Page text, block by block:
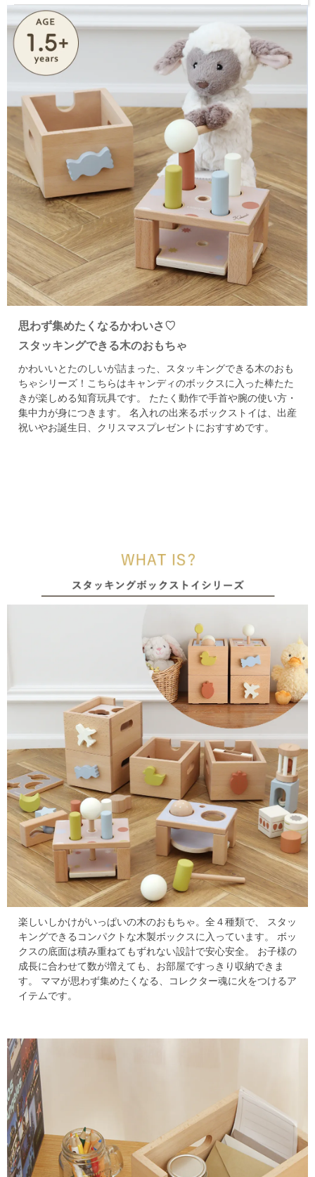
思わず集めたくなるかわいさ♡
スタッキングできる木のおもちゃ
かわいいとたのしいが詰まった、スタッキングできる木のおも
ちゃシリーズ！ こちらはキャンディのボックスに入った棒たた
きが楽しめる知育玩具です。
たたく動作で手首や腕の使い方・
集中力が身につきます。
名入れの出来るボックストイは、出産
祝いやお誕生日、クリスマスプレゼントにおすすめです。
楽しいしかけがいっぱいの木のおもちゃ。全４種類で、
スタッ
キングできるコンパクトな木製ボックスに入っています。
ボッ
クスの底面は積み重ねてもずれない設計で安心安全。
お子様の
成長に合わせて数が増えても、お部屋ですっきり収納できま
す。
ママが思わず集めたくなる、コレクター魂に火をつけるア
イテムです。